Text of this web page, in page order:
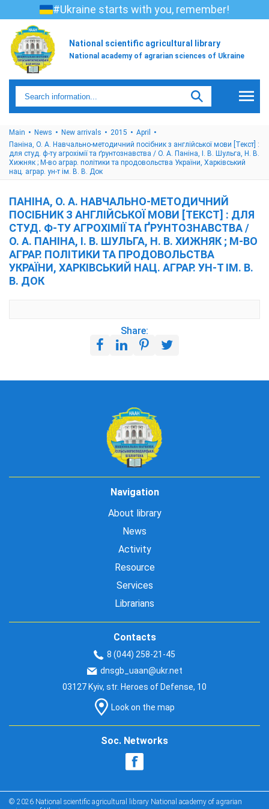
#Ukraine starts with you, remember!
National scientific agricultural library
National academy of agrarian sciences of Ukraine
Main News New arrivals 2015
April
Паніна, О. А. Навчально-методичний посібник з англійської мови [Текст] :
для студ. ф-ту агрохімії та ґрунтознавства / О. А. Паніна, І. В. Шульга, Н. В.
Хижняк ; М-во аграр. політики та продовольства України, Харківський
нац. аграр. ун-т ім. В. В. Док
ПАНІНА, О. А. НАВЧАЛЬНО-МЕТОДИЧНИЙ
ПОСІБНИК З АНГЛІЙСЬКОЇ МОВИ [ТЕКСТ] : ДЛЯ
СТУД. Ф-ТУ АГРОХІМІЇ ТА ҐРУНТОЗНАВСТВА /
О. А. ПАНІНА, І. В. ШУЛЬГА, Н. В. ХИЖНЯК ; М-ВО
АГРАР. ПОЛІТИКИ ТА ПРОДОВОЛЬСТВА
УКРАЇНИ, ХАРКІВСЬКИЙ НАЦ. АГРАР. УН-Т ІМ. В.
В. ДОК
Share:
Navigation
About library
News
Activity
Resource
Services
Librarians
Contacts
8 (044) 258-21-45
dnsgb_uaan@ukr.net
03127 Kyiv, str. Heroes of Defense, 10
Look on the map
Soc. Networks
© 2026 National scientific agricultural library National academy of agrarian